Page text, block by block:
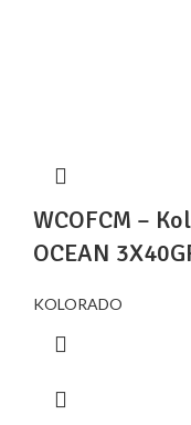
WCOFCM –
OCEAN
KOLORADO